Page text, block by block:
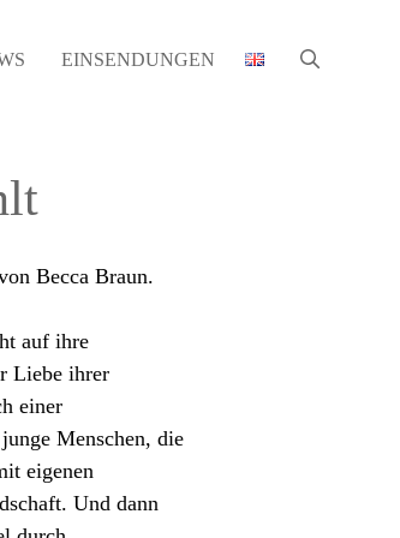
EINSENDUNGEN
Becca Braun.
auf ihre
Liebe ihrer
einer
Menschen, die
eigenen
Und dann